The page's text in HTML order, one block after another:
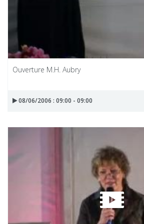
Ouverture M.H. Aubry
08/06/2006 : 09:00 - 09:00